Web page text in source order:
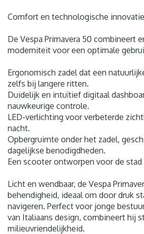
Comfort en technologische
De Vespa Primavera 50 combineert
moderniteit voor een optimale
Ergonomisch zadel dat een
zelfs bij langere ritten.
Duidelijk en intuïtief digitaal
nauwkeurige controle.
LED-verlichting voor verbeterde
nacht.
Opbergruimte onder het zadel,
dagelijkse benodigdheden.
Een scooter ontworpen voor de stad
Licht en wendbaar, de Vespa
behendigheid, ideaal om door druk
navigeren. Perfect voor jonge
van Italiaans design, combineert hij
milieuvriendelijkheid.